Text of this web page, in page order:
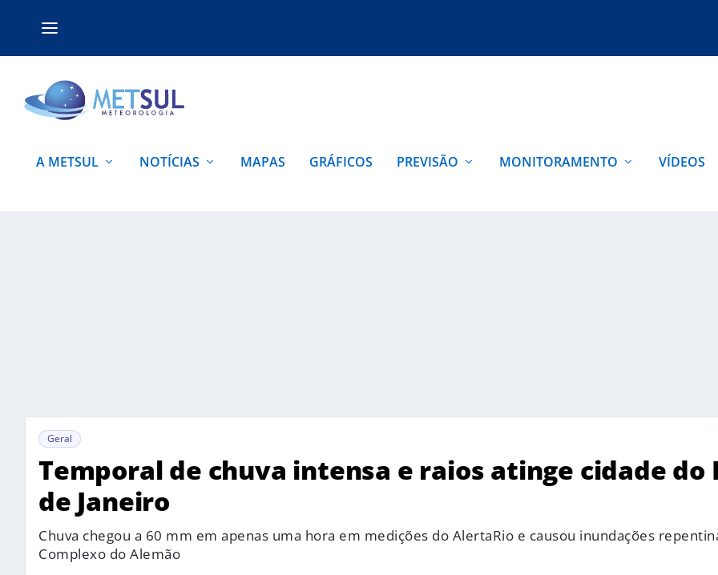
A METSUL NOTÍCIAS MAPAS GRÁFICOS PREVISÃO MONITORAMENTO VÍDEOS
Geral
Temporal de chuva intensa e raios atinge cidade do
de Janeiro
Chuva chegou a 60 mm em apenas uma hora em medições do AlertaRio e causou inundações
Complexo do Alemão